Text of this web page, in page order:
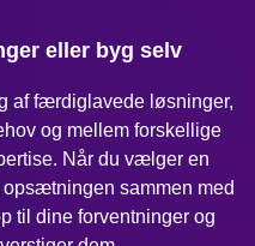
eller byg selv
af færdiglavede løsninger,
og mellem forskellige
Når du vælger en
sammen med
til dine forventninger og